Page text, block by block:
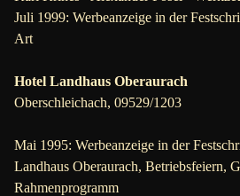
▼
▼
▼
▼
Juli 1999: Werbeanzeige in der
Art
Hotel Landhaus Oberaurach
Oberschleichach, 09529/1203
Mai 1995: Werbeanzeige in der
Landhaus Oberaurach, Betriebsfeiern,
Rahmenprogramm